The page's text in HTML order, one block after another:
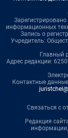
информационных
Запись о
Учредитель:
Главный
Адрес редакции:
Контактные
Связаться с
Редакция